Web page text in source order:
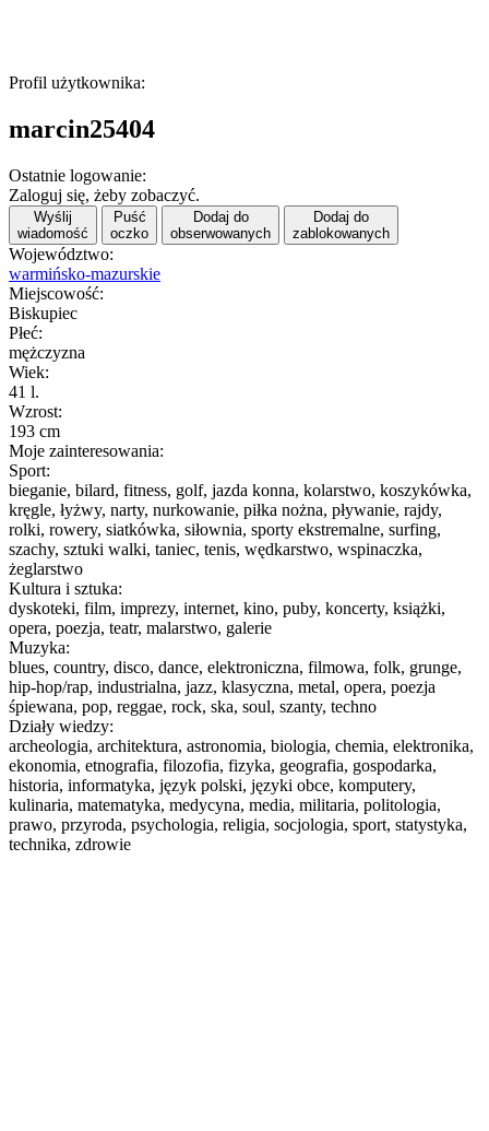
Profil użytkownika:
marcin25404
Ostatnie logowanie:
Zaloguj się, żeby zobaczyć.
Wyślij
wiadomość
Puść
oczko
Dodaj do
obserwowanych
Dodaj do
zablokowanych
Województwo:
warmińsko-mazurskie
Miejscowość:
Biskupiec
Płeć:
mężczyzna
Wiek:
41 l.
Wzrost:
193 cm
Moje zainteresowania:
Sport:
bieganie, bilard, fitness, golf, jazda konna, kolarstwo, koszykówka,
kręgle, łyżwy, narty, nurkowanie, piłka nożna, pływanie, rajdy,
rolki, rowery, siatkówka, siłownia, sporty ekstremalne, surfing,
szachy, sztuki walki, taniec, tenis, wędkarstwo, wspinaczka,
żeglarstwo
Kultura i sztuka:
dyskoteki, film, imprezy, internet, kino, puby, koncerty, książki,
opera, poezja, teatr, malarstwo, galerie
Muzyka:
blues, country, disco, dance, elektroniczna, filmowa, folk, grunge,
hip-hop/rap, industrialna, jazz, klasyczna, metal, opera, poezja
śpiewana, pop, reggae, rock, ska, soul, szanty, techno
Działy wiedzy:
archeologia, architektura, astronomia, biologia, chemia, elektronika,
ekonomia, etnografia, filozofia, fizyka, geografia, gospodarka,
historia, informatyka, język polski, języki obce, komputery,
kulinaria, matematyka, medycyna, media, militaria, politologia,
prawo, przyroda, psychologia, religia, socjologia, sport, statystyka,
technika, zdrowie